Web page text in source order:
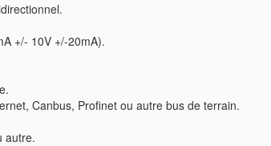
+/- 10V +/-20mA).
Canbus, Profinet ou autre bus de terrain.
autre.